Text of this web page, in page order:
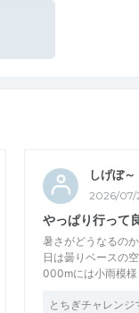
しげぼ～
2026/07/
やっぱり行って
暑さがどうなるの
日は曇りベースの
000mには小雨模
とちぎチャレン